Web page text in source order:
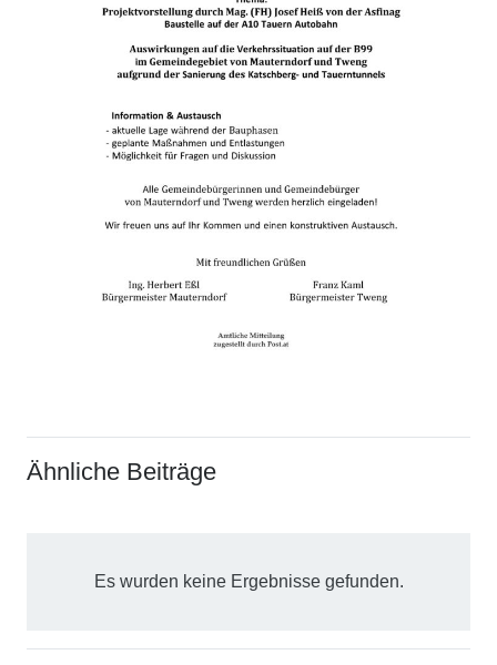
Ähnliche Beiträge
Es wurden keine Ergebnisse gefunden.